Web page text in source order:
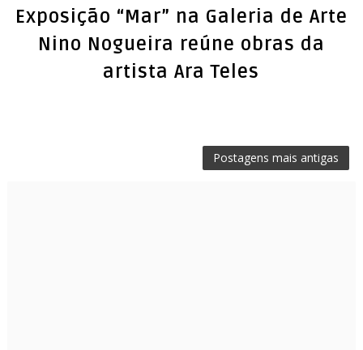
Exposição “Mar” na Galeria de Arte
Nino Nogueira reúne obras da
artista Ara Teles
Postagens mais antigas